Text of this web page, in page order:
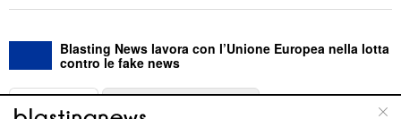
Blasting News lavora con l’Unione Europea nella lotta
contro le fake news
ABOUT